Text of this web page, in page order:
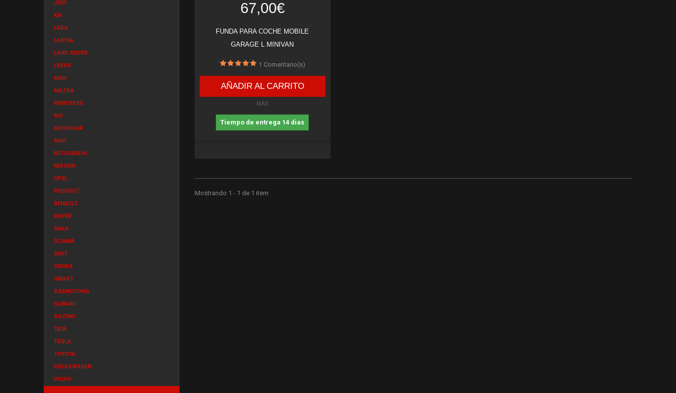
JEEP
KIA
LADA
LANCIA
LAND ROVER
LEXUS
MAN
MAZDA
MERCEDES
MG
MICROCAR
MINI
MITSUBISHI
NISSAN
OPEL
PEUGEOT
RENAULT
ROVER
SAAB
SCANIA
SEAT
SKODA
SMART
SSANGYONG
SUBARU
SUZUKI
TATA
TESLA
TOYOTA
VOLKSWAGEN
VOLVO
67,00€
FUNDA PARA COCHE MOBILE
GARAGE L MINIVAN
1 Comentario(s)
AÑADIR AL CARRITO
MÁS
Tiempo de entrega 14 dias
Mostrando 1 - 1 de 1 item